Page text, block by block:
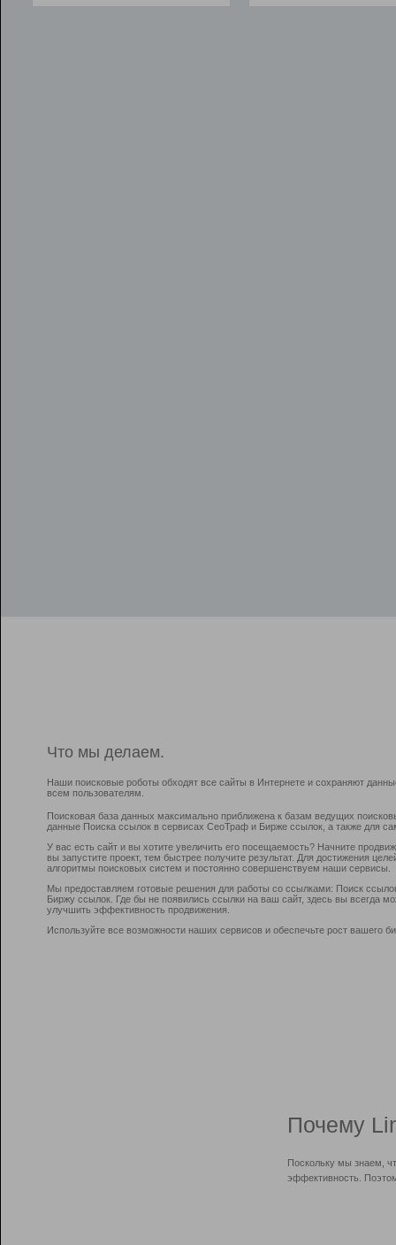
Что мы делаем.
Наши поисковые роботы обходят все сайты в Интернете и сохраняют
всем пользователям.
Поисковая база данных максимально приближена к базам ведущих
данные Поиска ссылок в сервисах СеоТраф и Бирже ссылок, а также для
У вас есть сайт и вы хотите увеличить его посещаемость? Начните
вы запустите проект, тем быстрее получите результат. Для достижения
алгоритмы поисковых систем и постоянно совершенствуем наши сервисы.
Мы предоставляем готовые решения для работы со ссылками: Поиск
Биржу ссылок. Где бы не появились ссылки на ваш сайт, здесь вы всегда
улучшить эффективность продвижения.
Используйте все возможности наших сервисов и обеспечьте рост вашего
Почему
Поскольку мы знаем,
эффективность.